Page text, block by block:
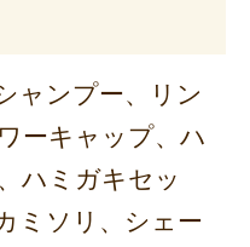
ャンプー、リン
ーキャップ、ハ
ハミガキセッ
ミソリ、シェー